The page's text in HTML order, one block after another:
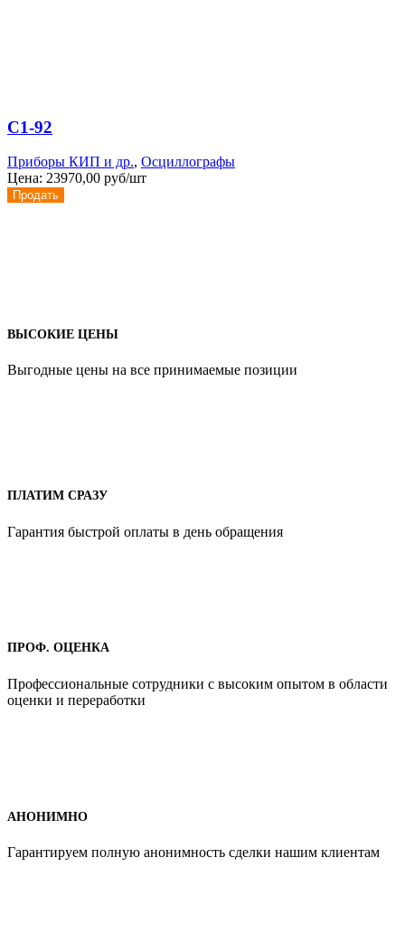
С1-92
Приборы КИП и др., Осциллографы
Цена: 23970,00 руб/шт
Продать
ВЫСОКИЕ ЦЕНЫ
Выгодные цены на все принимаемые позиции
ПЛАТИМ СРАЗУ
Гарантия быстрой оплаты в день обращения
ПРОФ. ОЦЕНКА
Профессиональные сотрудники с высоким опытом в области
оценки и переработки
АНОНИМНО
Гарантируем полную анонимность сделки нашим клиентам